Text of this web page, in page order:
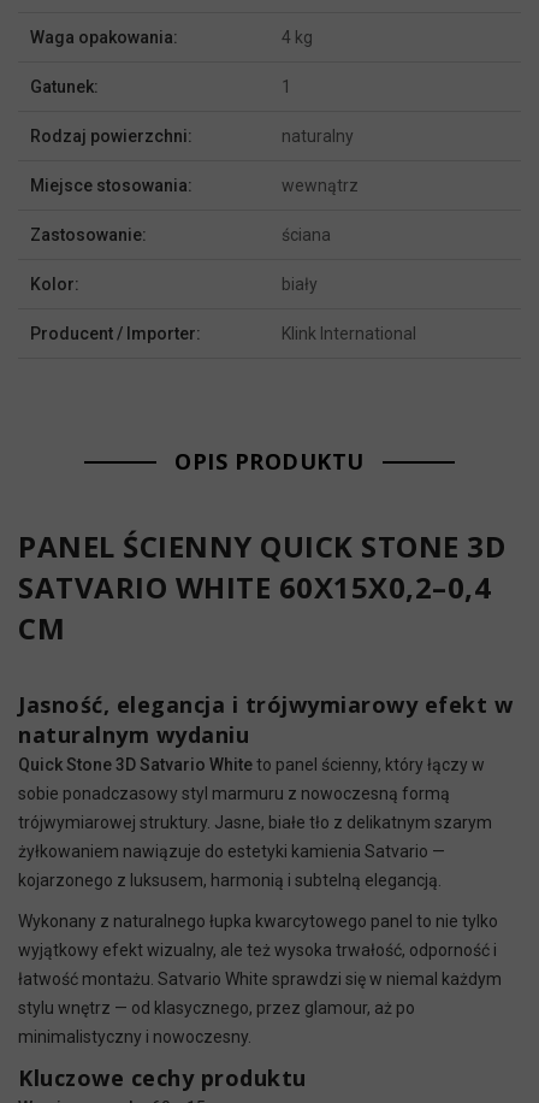
Waga opakowania: 4 kg
Gatunek: 1
Rodzaj powierzchni: naturalny
Miejsce stosowania: wewnątrz
Zastosowanie: ściana
Kolor: biały
Producent / Importer: Klink International
OPIS PRODUKTU
PANEL ŚCIENNY QUICK STONE 3D
SATVARIO WHITE 60X15X0,2–0,4
CM
Jasność, elegancja i trójwymiarowy efekt w
naturalnym wydaniu
Quick Stone 3D Satvario Whiteto panel ścienny, który łączy w
sobie ponadczasowy styl marmuru z nowoczesną formą
trójwymiarowej struktury. Jasne, białe tło z delikatnym szarym
żyłkowaniem nawiązuje do estetyki kamienia Satvario —
kojarzonego z luksusem, harmonią i subtelną elegancją.
Wykonany z naturalnego łupka kwarcytowego panel to nie tylko
wyjątkowy efekt wizualny, ale też wysoka trwałość, odporność i
łatwość montażu. Satvario White sprawdzi się w niemal każdym
stylu wnętrz — od klasycznego, przez glamour, aż po
minimalistyczny i nowoczesny.
Kluczowe cechy produktu